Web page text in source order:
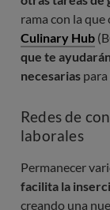
rama con la
Culinary Hub
que te
necesarias para
Redes de
laborales
Permanecer
facilita la
creando una